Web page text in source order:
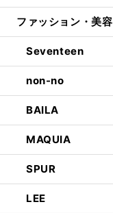
ファッション・美容
Seventeen
non-no
BAILA
MAQUIA
SPUR
LEE